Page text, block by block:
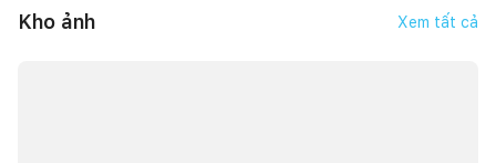
Kho ảnh Xem tất cả